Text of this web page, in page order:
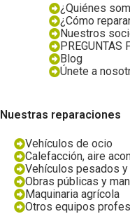
¿Quiénes
¿Cómo
Nuestros
PREGUNTAS
Blog
Únete a
Nuestras reparaciones
Vehículos de ocio
Calefacción, aire
Vehículos pesados
Obras públicas y
Maquinaria agrícola
Otros equipos